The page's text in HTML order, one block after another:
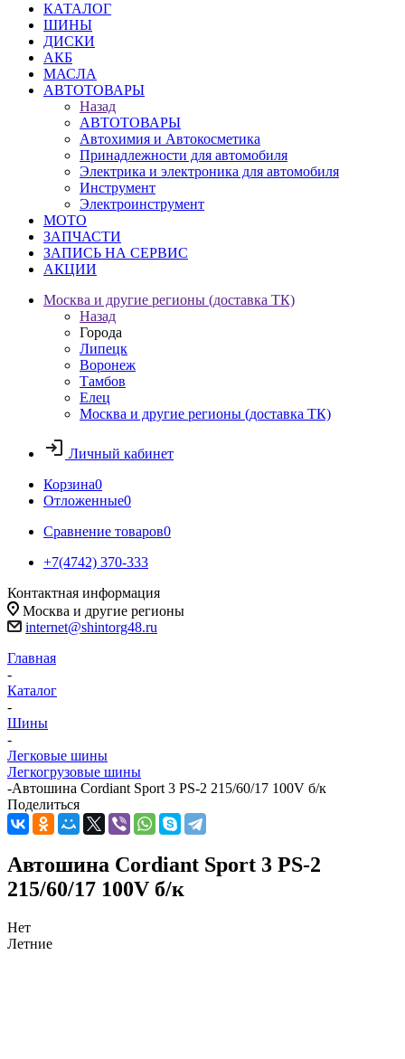
КАТАЛОГ
ШИНЫ
ДИСКИ
АКБ
МАСЛА
АВТОТОВАРЫ
Назад
АВТОТОВАРЫ
Автохимия и Автокосметика
Принадлежности для автомобиля
Электрика и электроника для автомобиля
Инструмент
Электроинструмент
МОТО
ЗАПЧАСТИ
ЗАПИСЬ НА СЕРВИС
АКЦИИ
Москва и другие регионы (доставка ТК)
Назад
Города
Липецк
Воронеж
Тамбов
Елец
Москва и другие регионы (доставка ТК)
Личный кабинет
Корзина0
Отложенные0
Сравнение товаров0
+7(4742) 370-333
Контактная информация
Москва и другие регионы
internet@shintorg48.ru
Главная
-
Каталог
-
Шины
-
Легковые шины
Легкогрузовые шины
-Автошина Cordiant Sport 3 PS-2 215/60/17 100V б/к
Поделиться
Автошина Cordiant Sport 3 PS-2
215/60/17 100V б/к
Нет
Летние